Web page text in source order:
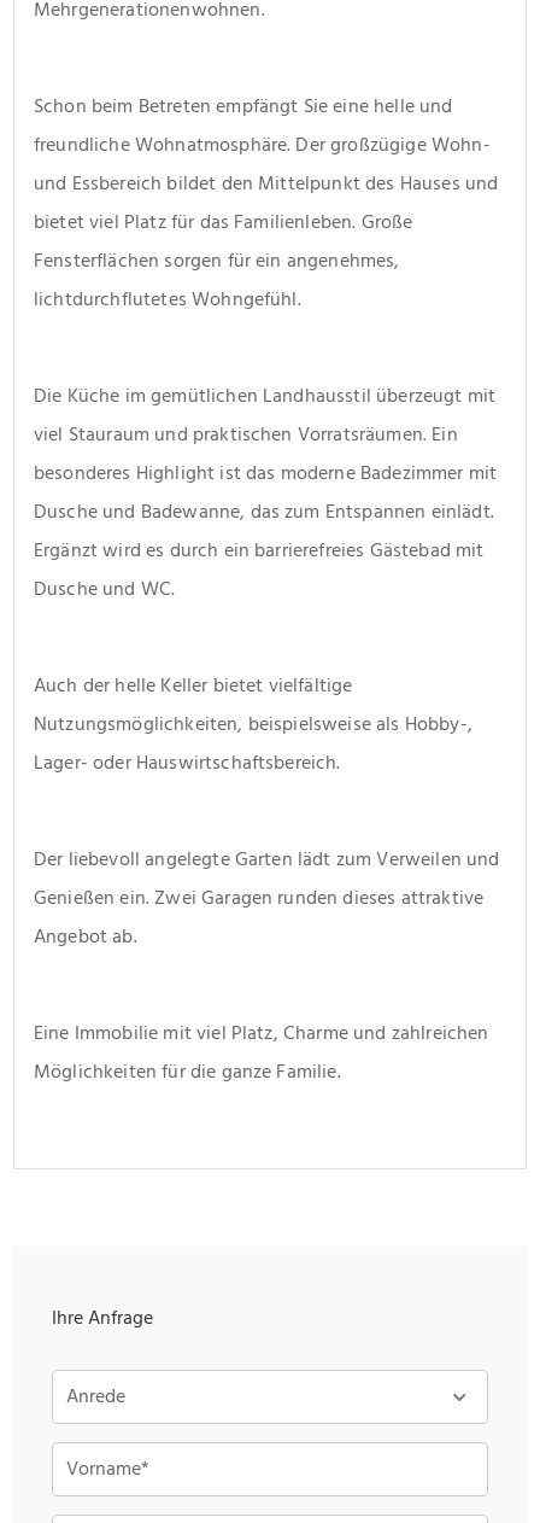
Mehrgenerationenwohnen.
Schon beim Betreten empfängt Sie eine helle und
freundliche Wohnatmosphäre. Der großzügige Wohn-
und Essbereich bildet den Mittelpunkt des Hauses und
bietet viel Platz für das Familienleben. Große
Fensterflächen sorgen für ein angenehmes,
lichtdurchflutetes Wohngefühl.
Die Küche im gemütlichen Landhausstil überzeugt mit
viel Stauraum und praktischen Vorratsräumen. Ein
besonderes Highlight ist das moderne Badezimmer mit
Dusche und Badewanne, das zum Entspannen einlädt.
Ergänzt wird es durch ein barrierefreies Gästebad mit
Dusche und WC.
Auch der helle Keller bietet vielfältige
Nutzungsmöglichkeiten, beispielsweise als Hobby-,
Lager- oder Hauswirtschaftsbereich.
Der liebevoll angelegte Garten lädt zum Verweilen und
Genießen ein. Zwei Garagen runden dieses attraktive
Angebot ab.
Eine Immobilie mit viel Platz, Charme und zahlreichen
Möglichkeiten für die ganze Familie.
Ihre Anfrage
Anrede
Vorname*